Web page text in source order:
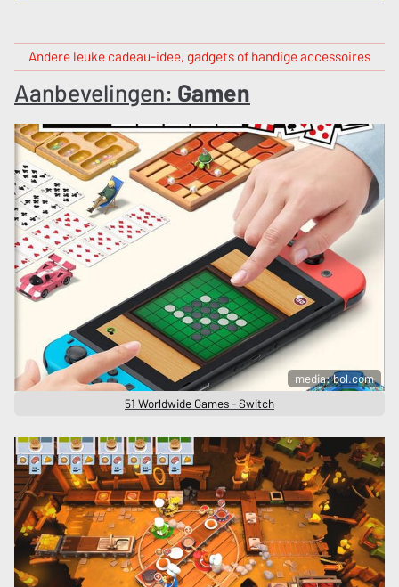
Andere leuke cadeau-idee, gadgets of handige accessoires
Aanbevelingen: Gamen
media: bol.com
51 Worldwide Games - Switch